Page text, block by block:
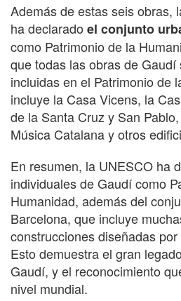
Además de estas seis obras,
ha declarado el conjunto
como Patrimonio de la
que todas las obras de Gaudí
incluidas en el Patrimonio de
incluye la Casa Vicens, la
de la Santa Cruz y San
Música Catalana y otros
En resumen, la UNESCO ha
individuales de Gaudí como
Humanidad, además del
Barcelona, que incluye
construcciones diseñadas
Esto demuestra el gran
Gaudí, y el reconocimiento
nivel mundial.